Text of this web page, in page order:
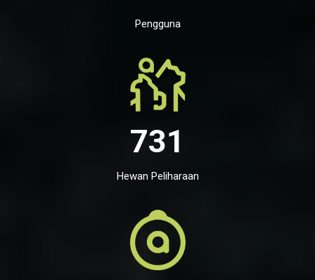
Pengguna
731
Hewan Peliharaan